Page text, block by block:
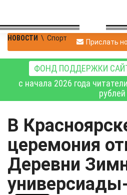
НОВОСТИ \ Спорт Прислать
ФОНД ПОДДЕРЖКИ
с начала 2026 года
рублей
В
церемония
Деревни